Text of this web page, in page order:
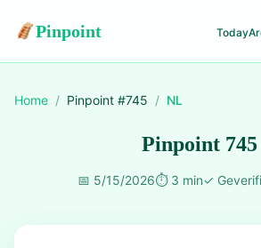
Pinpoint Today
Home / Pinpoint #745 / NL
Pinpoint 745
📅 5/15/2026⏱️ 3 min✓